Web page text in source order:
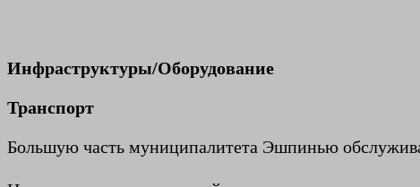
Инфраструктуры/Оборудование
Транспорт
Большую часть муниципалитета Эшпинью